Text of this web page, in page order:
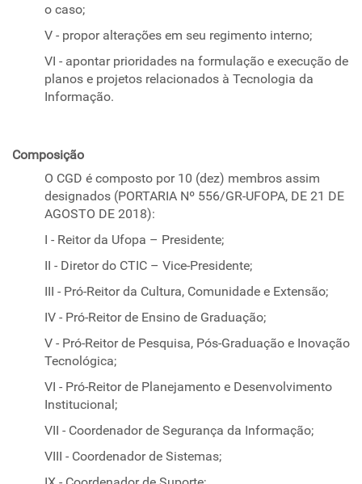
o caso;
V - propor alterações em seu regimento interno;
VI - apontar prioridades na formulação e execução de
planos e projetos relacionados à Tecnologia da
Informação.
Composição
O CGD é composto por 10 (dez) membros assim
designados (PORTARIA Nº 556/GR-UFOPA, DE 21 DE
AGOSTO DE 2018):
I - Reitor da Ufopa – Presidente;
II - Diretor do CTIC – Vice-Presidente;
III - Pró-Reitor da Cultura, Comunidade e Extensão;
IV - Pró-Reitor de Ensino de Graduação;
V - Pró-Reitor de Pesquisa, Pós-Graduação e Inovação
Tecnológica;
VI - Pró-Reitor de Planejamento e Desenvolvimento
Institucional;
VII - Coordenador de Segurança da Informação;
VIII - Coordenador de Sistemas;